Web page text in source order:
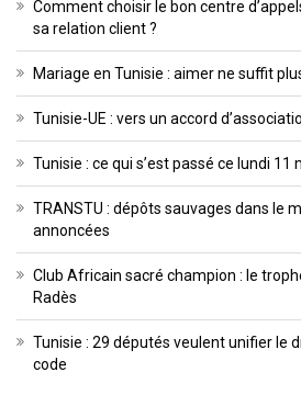
Comment choisir le bon centre
sa relation client ?
Mariage en Tunisie : aimer ne suffit
Tunisie-UE : vers un accord
Tunisie : ce qui s’est passé ce lundi 11
TRANSTU : dépôts sauvages dans le
annoncées
Club Africain sacré champion : le
Radès
Tunisie : 29 députés veulent unifier le
code